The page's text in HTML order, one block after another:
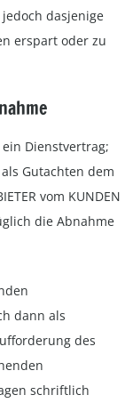
jedoch dasjenige
erspart oder zu
Dienstvertrag;
Gutachten dem
vom KUNDEN
die Abnahme
dann als
des
schriftlich